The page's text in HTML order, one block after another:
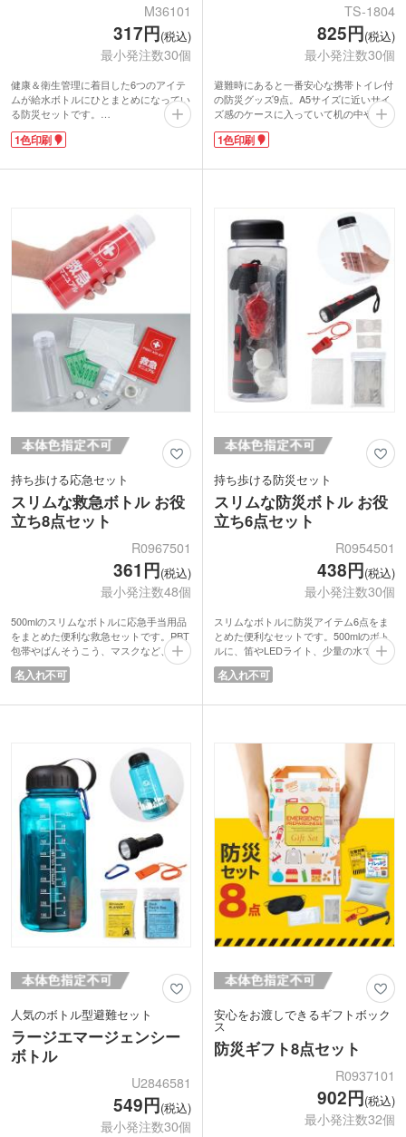
M36101
317円(税込)
最小発注数30個
健康＆衛生管理に着目した6つのアイテ
ムが給水ボトルにひとまとめになってい
る防災セットです。
コンパクトなのでオフィスや家庭、車内
など、どこにでも保管しやすく、持ち運
社内備蓄としても活躍し、ビジネスシー
切です。パッド1色印刷が可能。企業や
自治体の防災イベントや講習会のノベル
ティ作製におすすめです。
1色印刷
TS-1804
825円(税込)
最小発注数30個
避難時にあると一番安心な携帯トイレ付
の防災グッズ9点。A5サイズに近いサイ
ズ感のケースに入っていて机の中や卓上
の空いている隙間、靴箱など様々な場所
で保管しておけます。不織布マスクにウ
すと簡単に戻せる圧縮タオル、さまざま
も良いですね。ケースの上部には名入れ
も可能です。防災意識を高めるためにキ
ャラクターや防災の日のイベントロゴを
プリントして物販としてもおすすめで
す。
1色印刷
持ち歩ける応急セット
スリムな救急ボトル お役
立ち8点セット
R0967501
361円(税込)
最小発注数48個
500mlのスリムなボトルに応急手当用品
をまとめた便利な救急セットです。PBT
包帯やばんそうこう、マスクなど、いざ
という時に役立つ基本アイテムを厳選し
て収納。持ち運びやすいサイズ感でバッ
取り出せます。水濡れにも配慮された設
ム。防災イベントや安全啓発の配布品と
して最適です。
名入れ不可
持ち歩ける防災セット
スリムな防災ボトル お役
立ち6点セット
R0954501
438円(税込)
最小発注数30個
スリムなボトルに防災アイテム6点をま
とめた便利なセットです。500mlのボト
ルに、笛やLEDライト、少量の水で手軽
に使える圧縮タオル、しっかり体を覆え
る大判アルミシート、濡らしたくない小
急時に役立つアイテムを収納。持ち運び
防災イベントの来場特典や啓発品として
の配布におすすめです。
名入れ不可
人気のボトル型避難セット
ラージエマージェンシー
ボトル
U2846581
549円(税込)
最小発注数30個
安心をお渡しできるギフトボック
ス
防災ギフト8点セット
R0937101
902円(税込)
最小発注数32個